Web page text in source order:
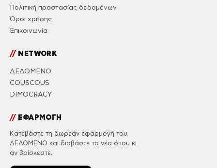
Πολιτική προστασίας δεδομένων
Όροι χρήσης
Επικοινωνία
//NETWORK
ΔΕΔΟΜΕΝΟ
COUSCOUS
DIMOCRACY
//ΕΦΑΡΜΟΓΗ
Κατεβάστε τη δωρεάν εφαρμογή του
ΔΕΔΟΜΕΝΟ και διαβάστε τα νέα όπου κι
αν βρίσκεστε.